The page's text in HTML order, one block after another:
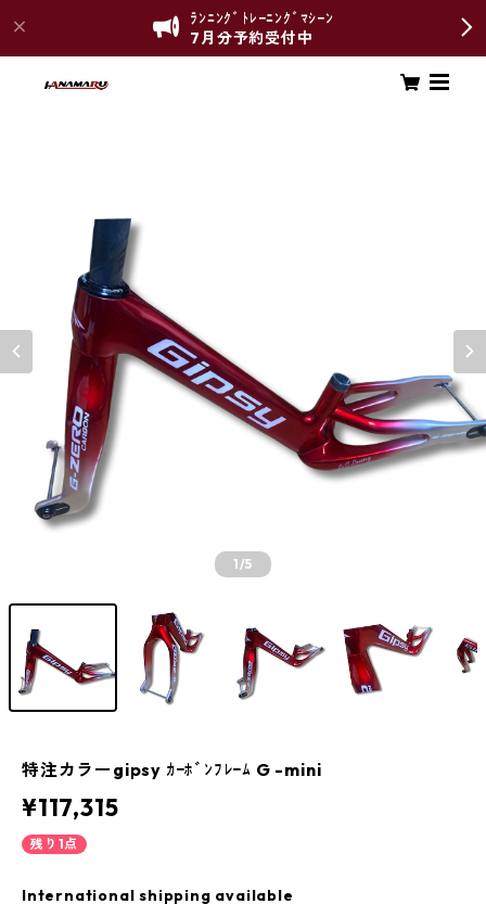
ﾗﾝﾆﾝｸﾞﾄﾚｰﾆﾝｸﾞﾏｼｰﾝ
7月分予約受付中
1/5
特注カラーgipsy ｶｰﾎﾞﾝﾌﾚｰﾑ G -mini
¥117,315
残り1点
International shipping available